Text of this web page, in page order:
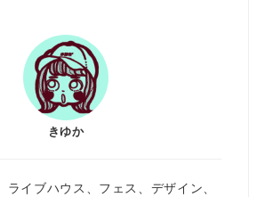
きゆか
イブハウス、フェス、デザイン、